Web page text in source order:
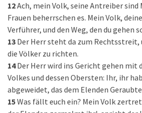
12Ach, mein Volk, seine Antreiber
Frauen beherrschen es. Mein Volk,
Verführer, und den Weg, den du gehen
13 Der Herr steht da zum
die Völker zu richten.
14 Der Herr wird ins Gericht gehen mit
Volkes und dessen Obersten: Ihr, ihr
abgeweidet, das dem Elenden
15Was fällt euch ein? Mein Volk